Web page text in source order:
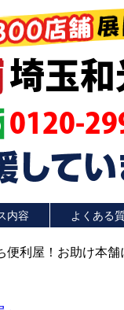
埼玉和
0120-
内容 よくある